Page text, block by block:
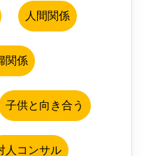
人間関係
関係
子供と向き合う
人コンサル